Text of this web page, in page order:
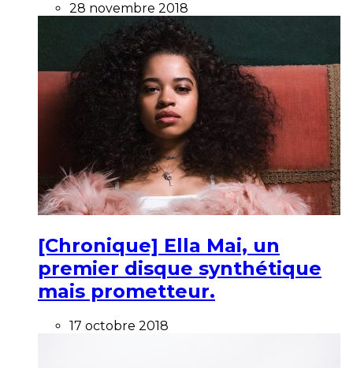
28 novembre 2018
[Chronique] Ella Mai, un
premier disque synthétique
mais prometteur.
17 octobre 2018